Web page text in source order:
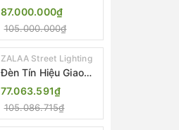
Thông Di Động Năng
Lượng Mặt Trời
ZALAA ZL-300A-D
87.000.000₫
105.000.000₫
ZALAA Street Lighting
Đèn Tín Hiệu Giao
Thông Di Động Năng
Lượng Mặt Trời
ZALAA ZL-409300C
77.063.591₫
105.086.715₫